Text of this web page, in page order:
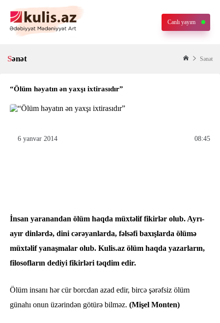
Canlı yayım
Sənət Sənət
“Ölüm həyatın ən yaxşı ixtirasıdır”
6 yanvar 2014 08:45
İnsan yaranandan ölüm haqda müxtəlif fikirlər olub. Ayrı-
ayır dinlərdə, dini cərəyanlarda, fəlsəfi baxışlarda ölümə
müxtəlif yanaşmalar olub. Kulis.az ölüm haqda yazarların,
filosofların dediyi fikirləri təqdim edir.
Ölüm insanı hər cür borcdan azad edir, bircə şərəfsiz ölüm
günahı onun üzərindən götürə bilməz. (Mişel Monten)